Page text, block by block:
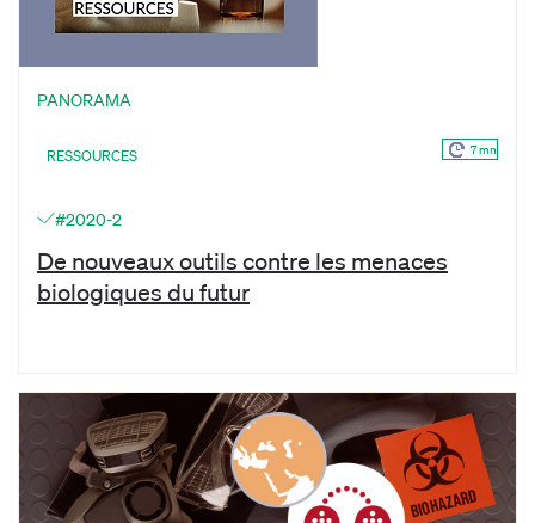
PANORAMA
RESSOURCES 7 mn
#2020-2
De nouveaux outils contre les menaces
biologiques du futur